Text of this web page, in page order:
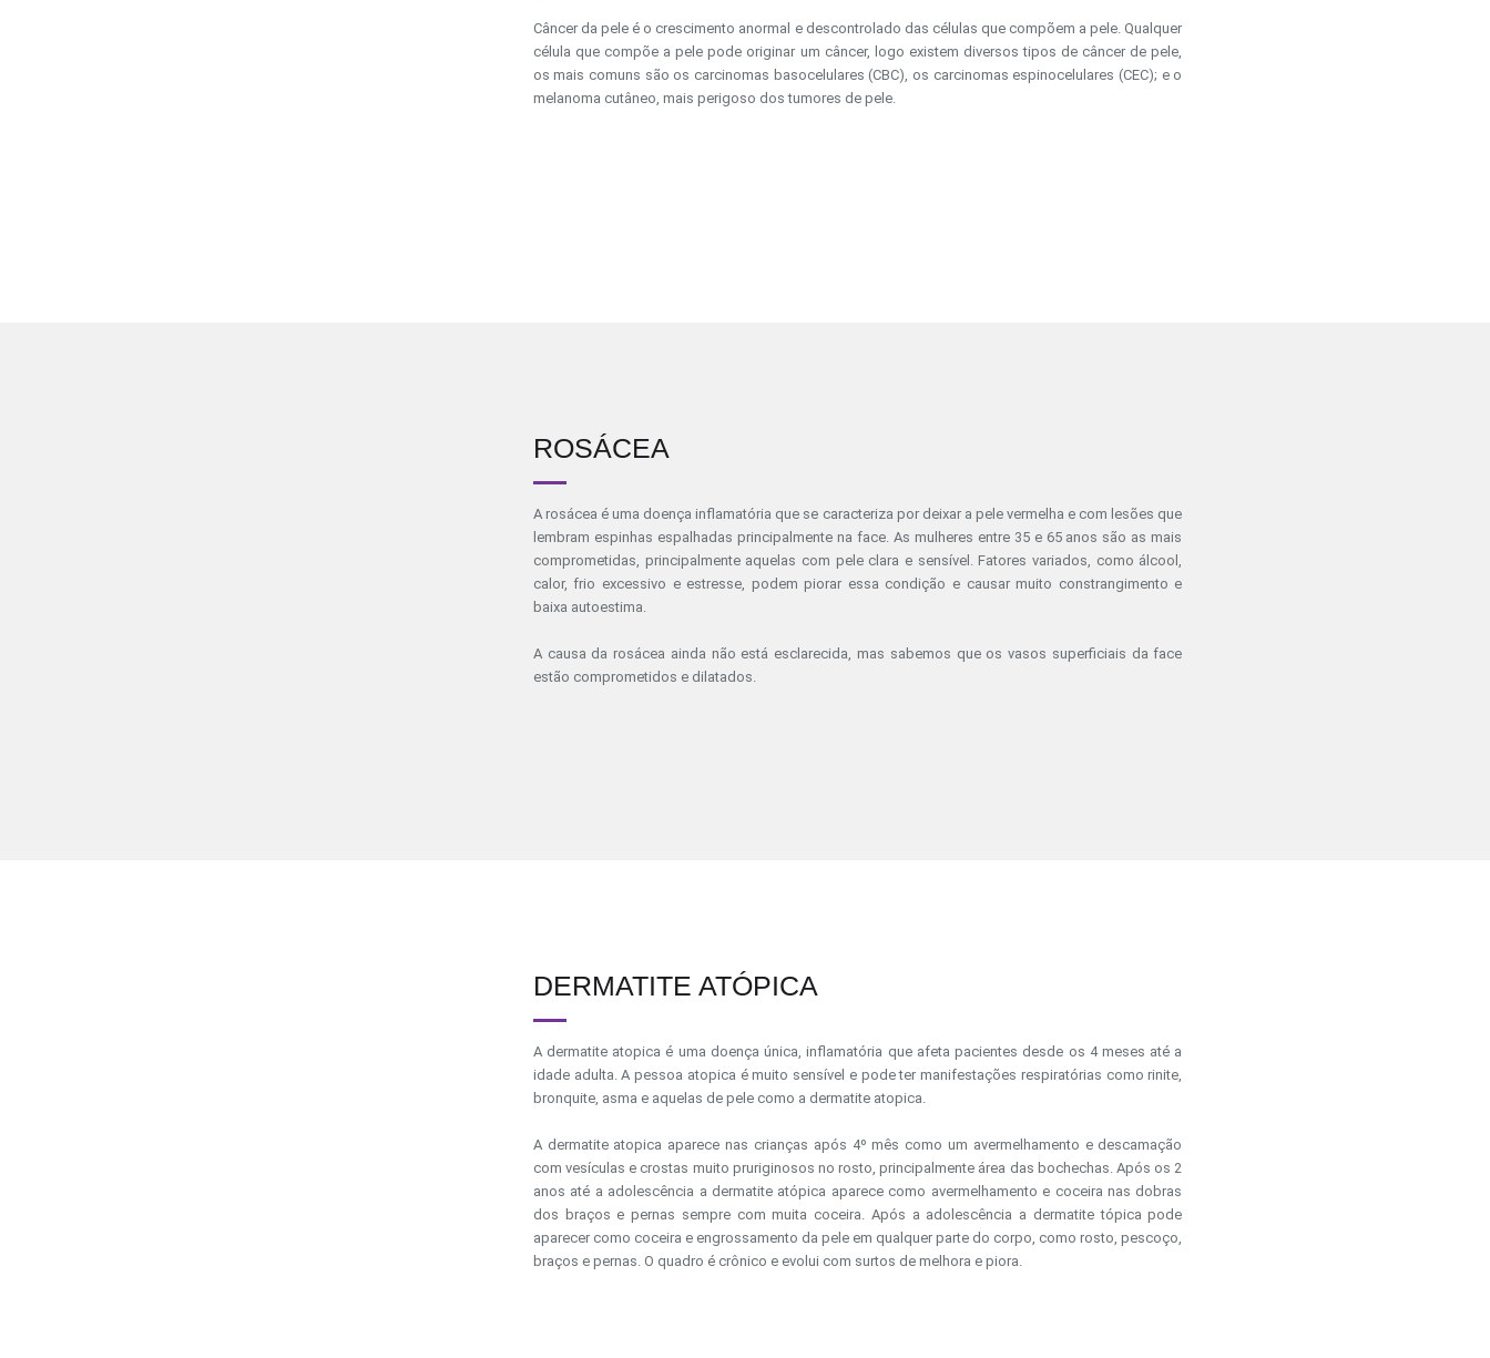
Câncer da pele é o crescimento anormal e descontrolado das células que compõem a pele. Qualquer
célula que compõe a pele pode originar um câncer, logo existem diversos tipos de câncer de pele,
os mais comuns são os carcinomas basocelulares (CBC), os carcinomas espinocelulares (CEC); e o
melanoma cutâneo, mais perigoso dos tumores de pele.
ROSÁCEA
A rosácea é uma doença inflamatória que se caracteriza por deixar a pele vermelha e com lesões que
lembram espinhas espalhadas principalmente na face. As mulheres entre 35 e 65 anos são as mais
comprometidas, principalmente aquelas com pele clara e sensível. Fatores variados, como álcool,
calor, frio excessivo e estresse, podem piorar essa condição e causar muito constrangimento e
baixa autoestima.
A causa da rosácea ainda não está esclarecida, mas sabemos que os vasos superficiais da face
estão comprometidos e dilatados.
DERMATITE ATÓPICA
A dermatite atopica é uma doença única, inflamatória que afeta pacientes desde os 4 meses até a
idade adulta. A pessoa atopica é muito sensível e pode ter manifestações respiratórias como rinite,
bronquite, asma e aquelas de pele como a dermatite atopica.
A dermatite atopica aparece nas crianças após 4º mês como um avermelhamento e descamação
com vesículas e crostas muito pruriginosos no rosto, principalmente área das bochechas. Após os 2
anos até a adolescência a dermatite atópica aparece como avermelhamento e coceira nas dobras
dos braços e pernas sempre com muita coceira. Após a adolescência a dermatite tópica pode
aparecer como coceira e engrossamento da pele em qualquer parte do corpo, como rosto, pescoço,
braços e pernas. O quadro é crônico e evolui com surtos de melhora e piora.